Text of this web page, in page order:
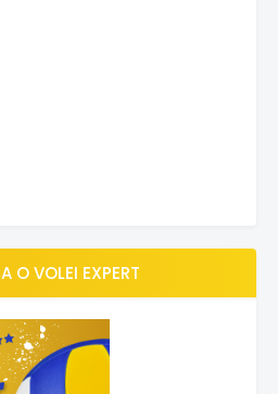
O VOLEI EXPERT